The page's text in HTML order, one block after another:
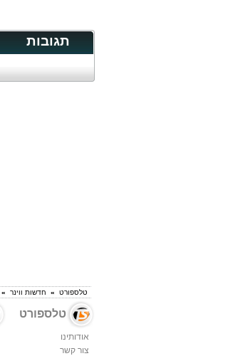
תגובות
טלספורט » חדשות ווינר »
טלספורט
אודותינו
צור קשר